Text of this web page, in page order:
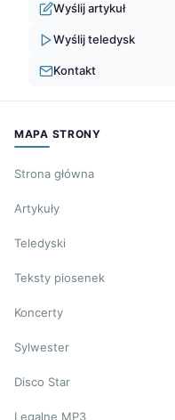
Wyślij artykuł
Wyślij teledysk
Kontakt
MAPA STRONY
Strona główna
Artykuły
Teledyski
Teksty piosenek
Koncerty
Sylwester
Disco Star
Legalne MP3